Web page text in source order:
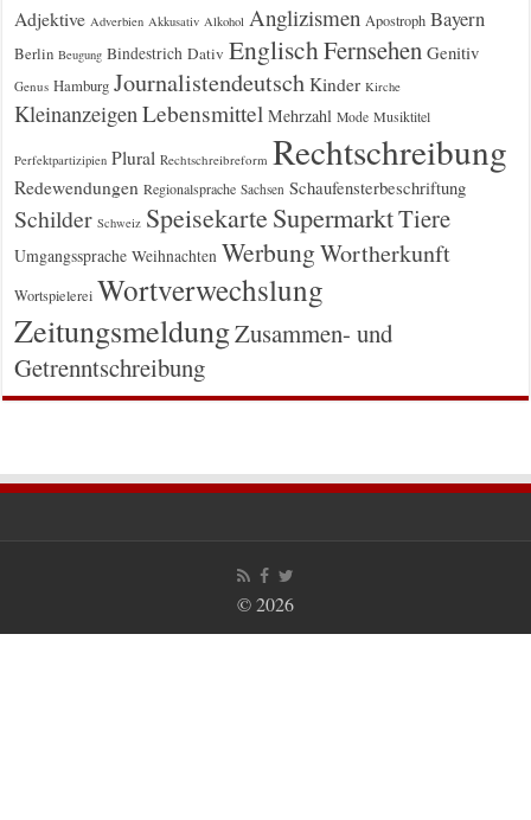
Adjektive Adverbien Akkusativ Alkohol Anglizismen Apostroph Bayern
Berlin Beugung Bindestrich Dativ EnglischFernsehen Genitiv
Genus Hamburg Journalistendeutsch Kinder Kirche
Kleinanzeigen Lebensmittel Mehrzahl Mode Musiktitel
Perfektpartizipien Plural Rechtschreibreform Rechtschreibung
Redewendungen Regionalsprache Sachsen Schaufensterbeschriftung
Schilder Schweiz Speisekarte SupermarktTiere
Umgangssprache Weihnachten WerbungWortherkunft
Wortspielerei Wortverwechslung
ZeitungsmeldungZusammen- und
Getrenntschreibung
© 2026